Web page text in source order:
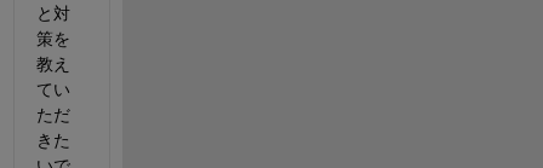
と対
策を
教え
てい
ただ
きた